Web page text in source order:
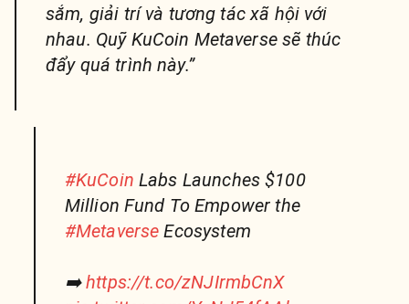
sắm, giải trí và tương tác xã hội với
nhau. Quỹ KuCoin Metaverse sẽ thúc
đẩy quá trình này.”
#KuCoin Labs Launches $100
Million Fund To Empower the
#Metaverse Ecosystem
➡️https://t.co/zNJIrmbCnX